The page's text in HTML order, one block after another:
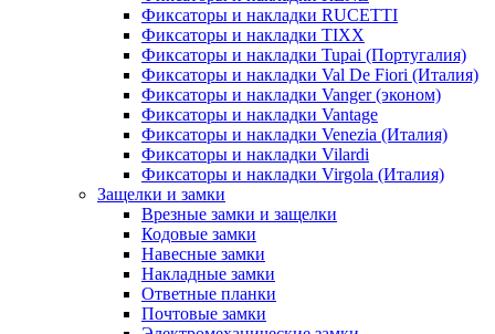
Фиксаторы и накладки RUCETTI
Фиксаторы и накладки TIXX
Фиксаторы и накладки Tupai (Португалия)
Фиксаторы и накладки Val De Fiori (Италия)
Фиксаторы и накладки Vanger (эконом)
Фиксаторы и накладки Vantage
Фиксаторы и накладки Venezia (Италия)
Фиксаторы и накладки Vilardi
Фиксаторы и накладки Virgola (Италия)
Защелки и замки
Врезные замки и защелки
Кодовые замки
Навесные замки
Накладные замки
Ответные планки
Почтовые замки